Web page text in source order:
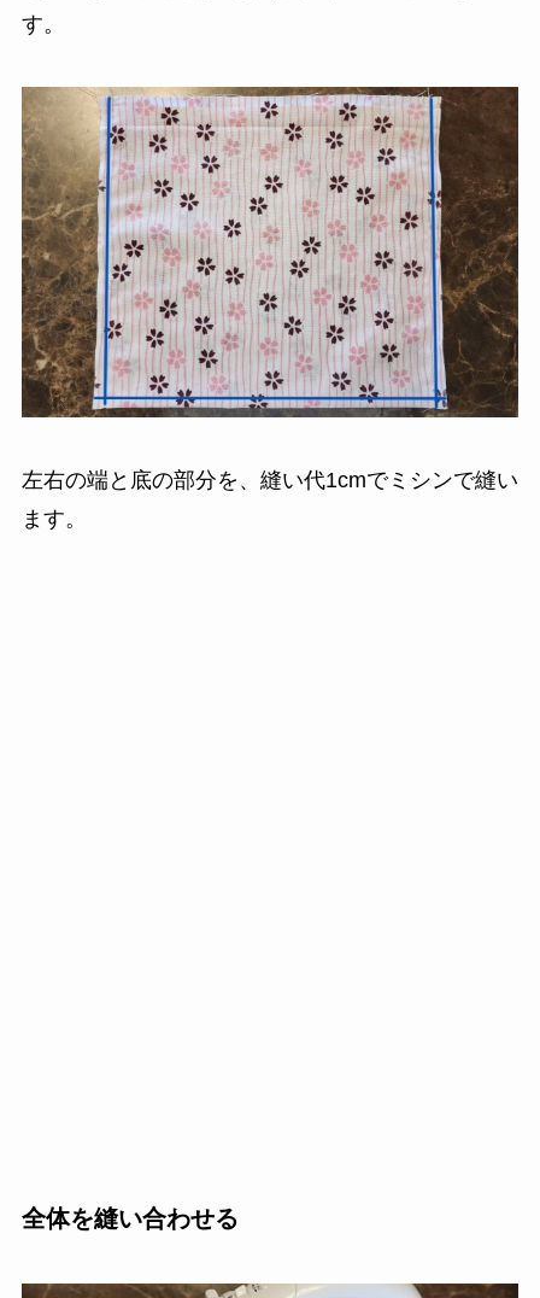
す。
左右の端と底の部分を、縫い代1cmでミシンで縫い
ます。
全体を縫い合わせる